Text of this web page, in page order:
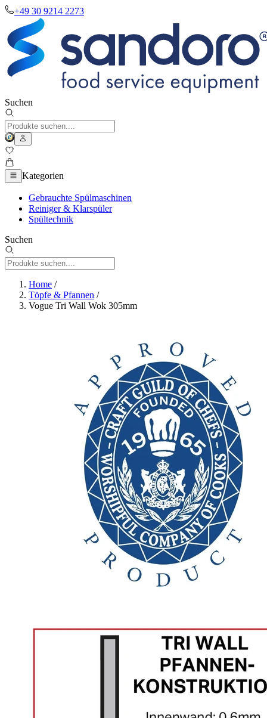
+49 30 9214 2273
Suchen
Kategorien
Gebrauchte Spülmaschinen
Reiniger & Klarspüler
Spültechnik
Suchen
Home /
Töpfe & Pfannen /
Vogue Tri Wall Wok 305mm